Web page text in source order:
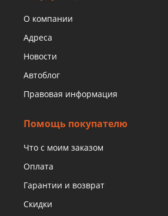
О компании
Адреса
Новости
Автоблог
Правовая информация
Помощь покупателю
Что с моим заказом
Оплата
Гарантии и возврат
Скидки